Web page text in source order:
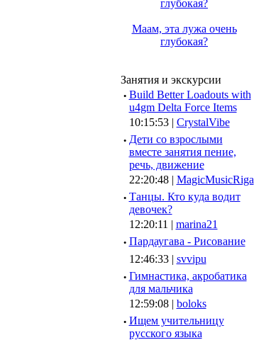
Маам, эта лужа очень
глубокая?
Занятия и экскурсии
· Build Better Loadouts with
u4gm Delta Force Items
10:15:53 | CrystalVibe
· Дети со взрослыми
вместе занятия пение,
речь, движение
22:20:48 | MagicMusicRiga
· Танцы. Кто куда водит
девочек?
12:20:11 | marina21
· Пардаугава - Рисование
12:46:33 | svvipu
· Гимнастика, акробатика
для мальчика
12:59:08 | boloks
· Ищем учительницу
русского языка